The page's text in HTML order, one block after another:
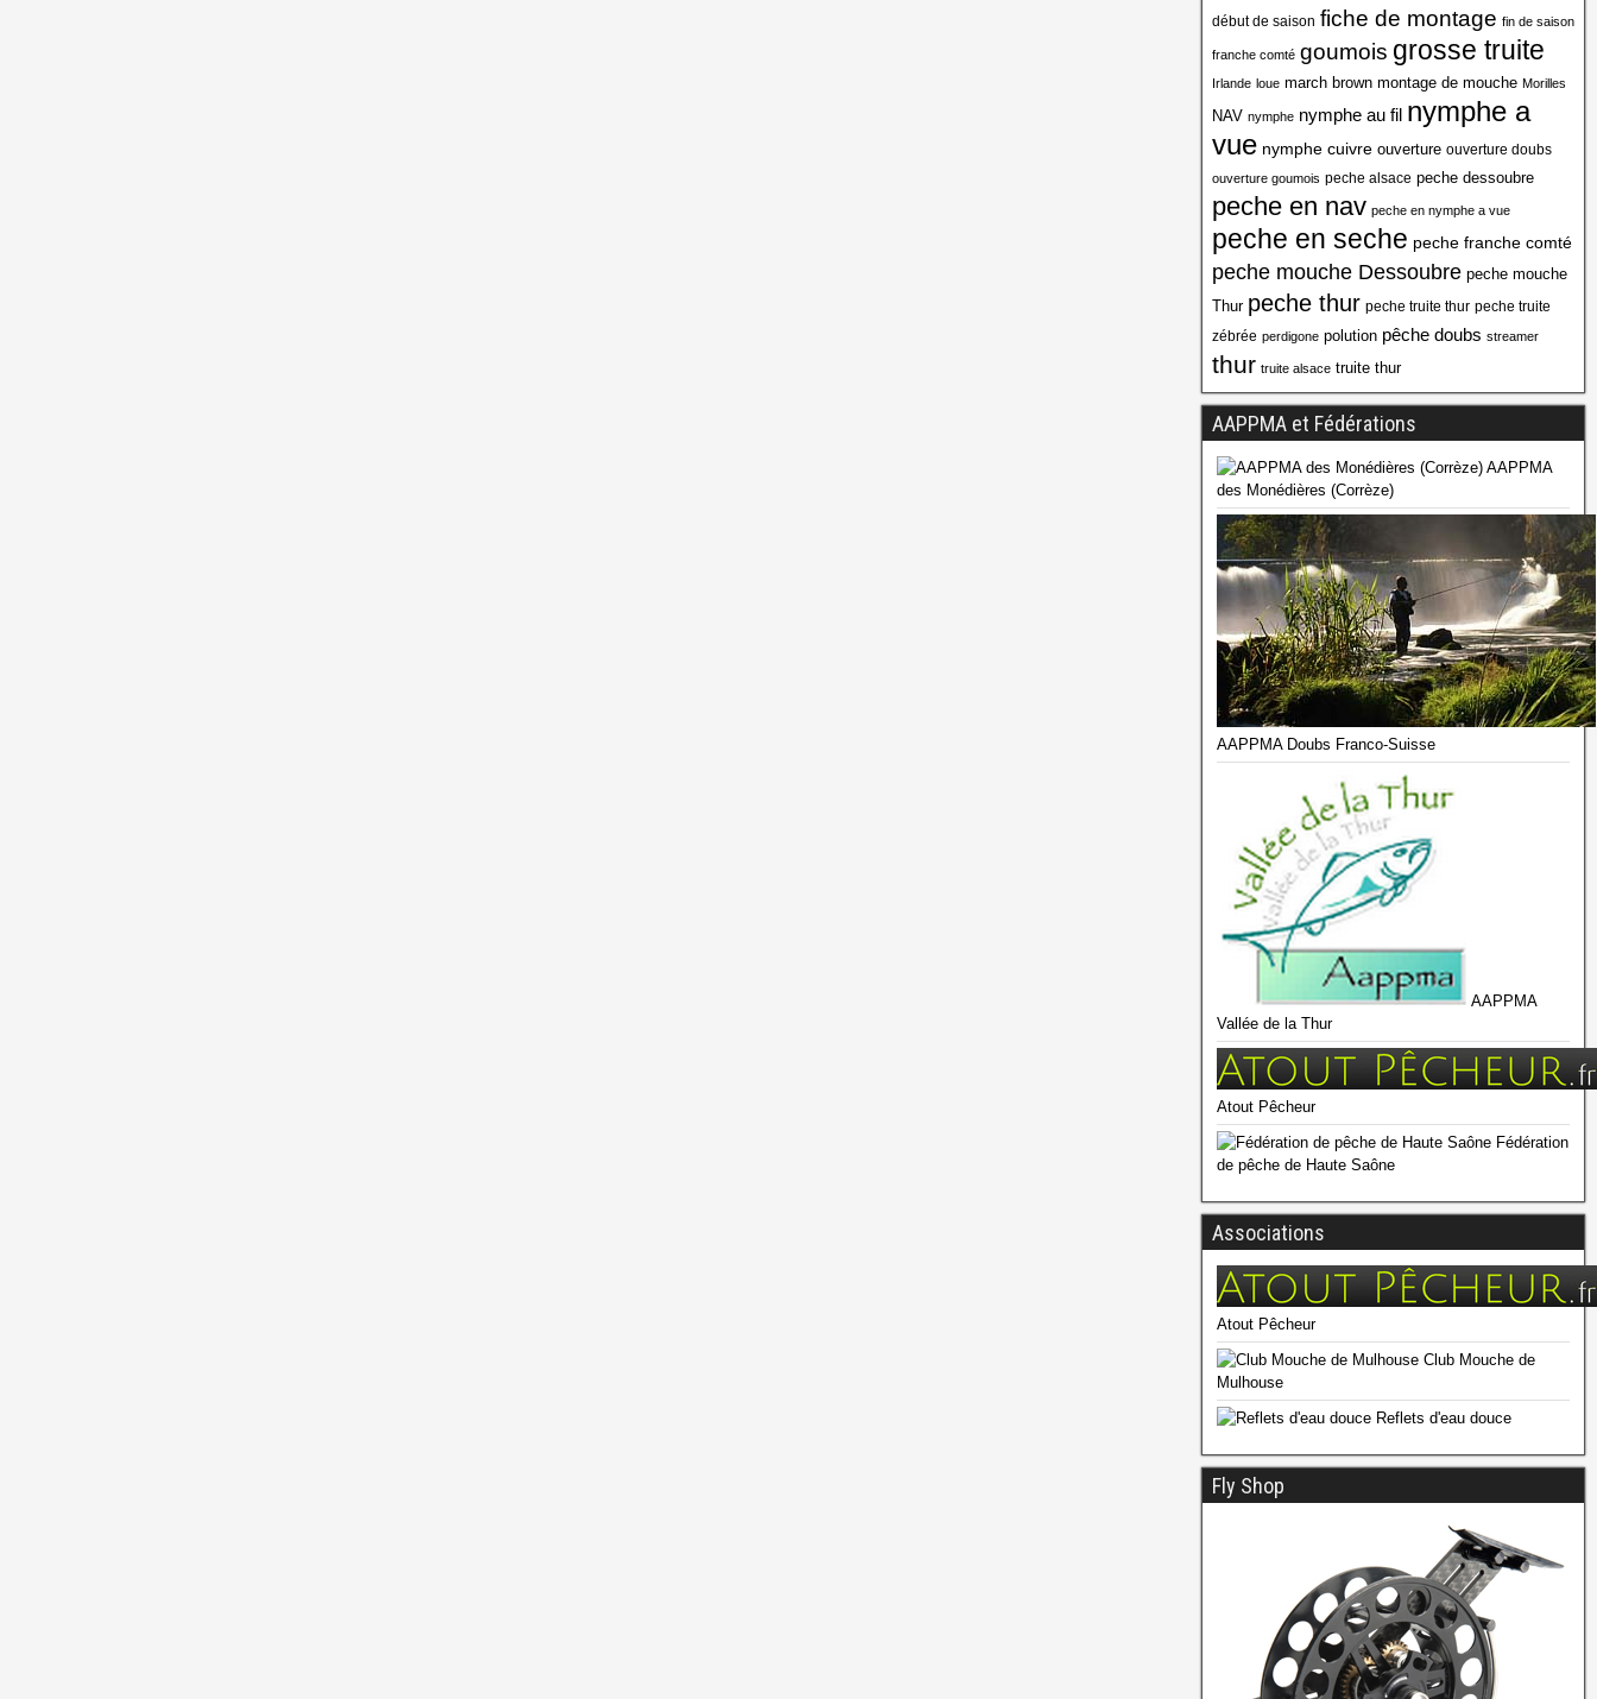
début de saison fiche de montage fin de saison
franche comté goumois grosse truite
Irlande loue march brown montage de mouche Morilles
NAV nymphe nymphe au fil nymphe a
vue nymphe cuivre ouverture ouverture doubs
ouverture goumois peche alsace peche dessoubre
peche en nav peche en nymphe a vue
peche en seche peche franche comté
peche mouche Dessoubre peche mouche
Thur peche thur peche truite thur peche truite
zébrée perdigone polution pêche doubs streamer
thur truite alsace truite thur
AAPPMA et Fédérations
AAPPMA
des Monédières (Corrèze)
AAPPMA Doubs Franco-Suisse
AAPPMA
Vallée de la Thur
Atout Pêcheur
Fédération
de pêche de Haute Saône
Associations
Atout Pêcheur
Club Mouche de
Mulhouse
Reflets d'eau douce
Fly Shop